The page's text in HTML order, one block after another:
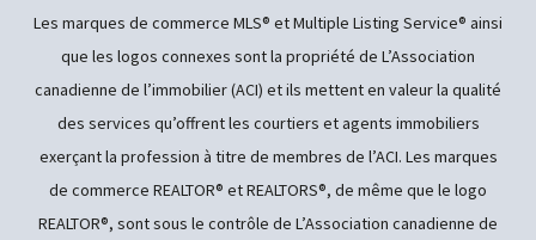
Les marques de commerce MLS® et Multiple Listing Service® ainsi
que les logos connexes sont la propriété de L’Association
canadienne de l’immobilier (ACI) et ils mettent en valeur la qualité
des services qu’offrent les courtiers et agents immobiliers
exerçant la profession à titre de membres de l’ACI. Les marques
de commerce REALTOR® et REALTORS®, de même que le logo
REALTOR®, sont sous le contrôle de L’Association canadienne de